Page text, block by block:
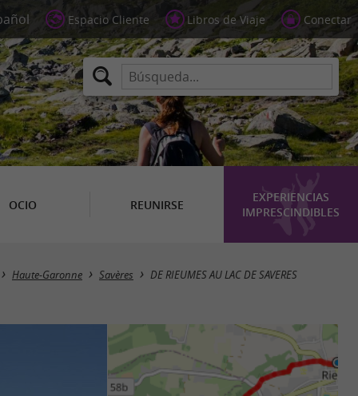
Espacio Cliente Libros de Viaje Conectar
OCIO REUNIRSE
EXPERIENCIAS
IMPRESCINDIBLES
Haute-Garonne Savères DE RIEUMES AU LAC DE SAVERES